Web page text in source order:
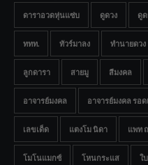
ดาราอวดหุ่นแซ่บ ดูดวง ดู
ททท. ทัวร์มาลง ทำนายดวง
ลูกดารา สายมู สีมงคล
อาจารย์มงคล อาจารย์มงคล รอด
เลขเด็ด แตงโม นิดา แพท
โมโนแมกซ์ โหนกระแส ใ